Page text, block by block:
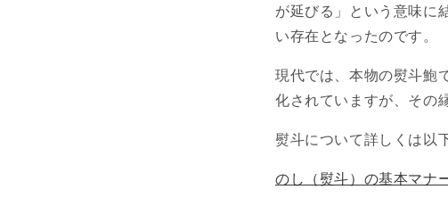
が延びる」という意味に
い存在となったのです。
現代では、本物の熨斗鮑
化されていますが、その
熨斗について詳しくは以
のし（熨斗）の基本マナ